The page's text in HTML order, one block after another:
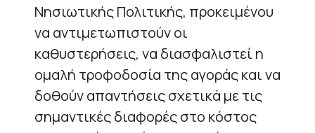
Νησιωτικής Πολιτικής, προκειμένου
να αντιμετωπιστούν οι
καθυστερήσεις, να διασφαλιστεί η
ομαλή τροφοδοσία της αγοράς και να
δοθούν απαντήσεις σχετικά με τις
σημαντικές διαφορές στο κόστος